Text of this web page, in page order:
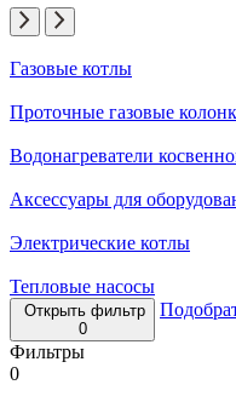
Газовые котлы
Проточные газовые
Водонагреватели
Аксессуары для
Электрические котлы
Тепловые насосы
Открыть фильтр
0
Фильтры
0